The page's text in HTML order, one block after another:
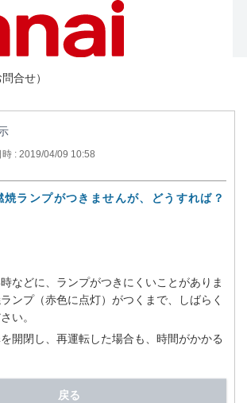
合せ）
時 : 2019/04/09 10:58
焼ランプがつきませんが、どうすれば？
などに、ランプがつきにくいことがありま
ンプ（赤色に点灯）がつくまで、しばらく
い。
開閉し、再運転した場合も、時間がかかる
戻る